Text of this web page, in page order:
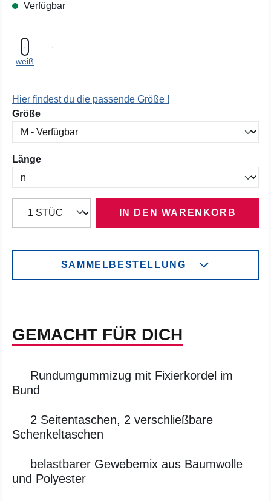
Verfügbar
weiß
Hier findest du die passende Größe !
Größeauswählen
Längeauswählen
IN DEN WARENKORB
SAMMELBESTELLUNG
GEMACHT FÜR DICH
Rundumgummizug mit Fixierkordel im
Bund
2 Seitentaschen, 2 verschließbare
Schenkeltaschen
belastbarer Gewebemix aus Baumwolle
und Polyester